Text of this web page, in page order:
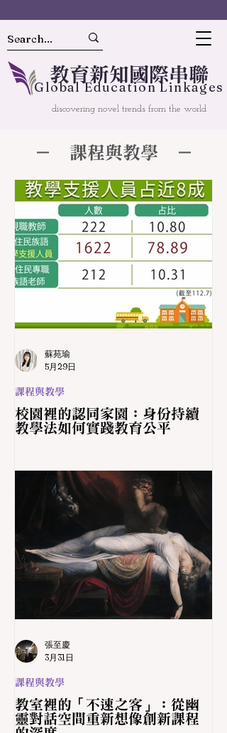
教育新知國 際串聯
GlobalEducation Linkages
discovering novel trends from the world
－ 課程與教學 －
校園裡的認同家園：身份持續
教學法如何實踐教育公平
課程與教學
蘇苑瑜
5月29日
教室裡的「不速之客」：從幽
靈對話空間重新想像創新課程
課程與教學
張至慶
3月31日